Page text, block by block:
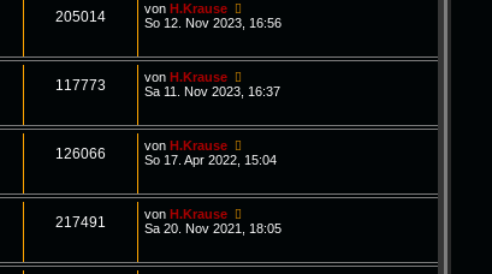
205014 vonH.Krause
So 12. Nov 2023, 16:56
117773 vonH.Krause
Sa 11. Nov 2023, 16:37
126066 vonH.Krause
So 17. Apr 2022, 15:04
217491 vonH.Krause
Sa 20. Nov 2021, 18:05